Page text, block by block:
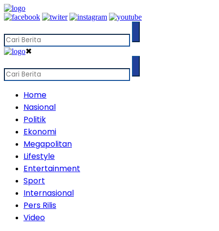
✖
Home
Nasional
Politik
Ekonomi
Megapolitan
Lifestyle
Entertainment
Sport
Internasional
Pers Rilis
Video